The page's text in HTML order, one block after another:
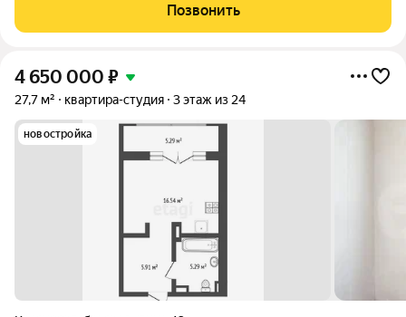
где каждый день вы сможете
Позвонить
4 650 000 ₽
27,7 м² квартира-студия 3 этаж из 24
новостройка